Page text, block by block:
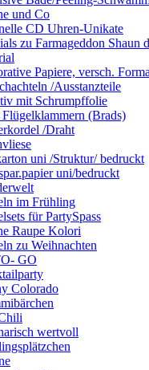
und Co
CD Uhren-Unikate
zu Farmageddon Shaun
Papiere, versch.
/Ausstanzteile
mit Schrumpffolie
(Brads)
/Draht
uni /Struktur/ bedruckt
uni/bedruckt
im Frühling
für PartySpass
Raupe Kolori
zu Weihnachten
GO
Colorado
wertvoll